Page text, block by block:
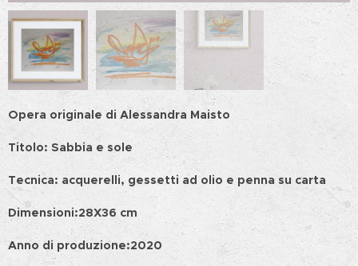
Opera originale di Alessandra Maisto
Titolo: Sabbia e sole
Tecnica: acquerelli, gessetti ad olio e penna su carta
Dimensioni:28X36 cm
Anno di produzione:2020